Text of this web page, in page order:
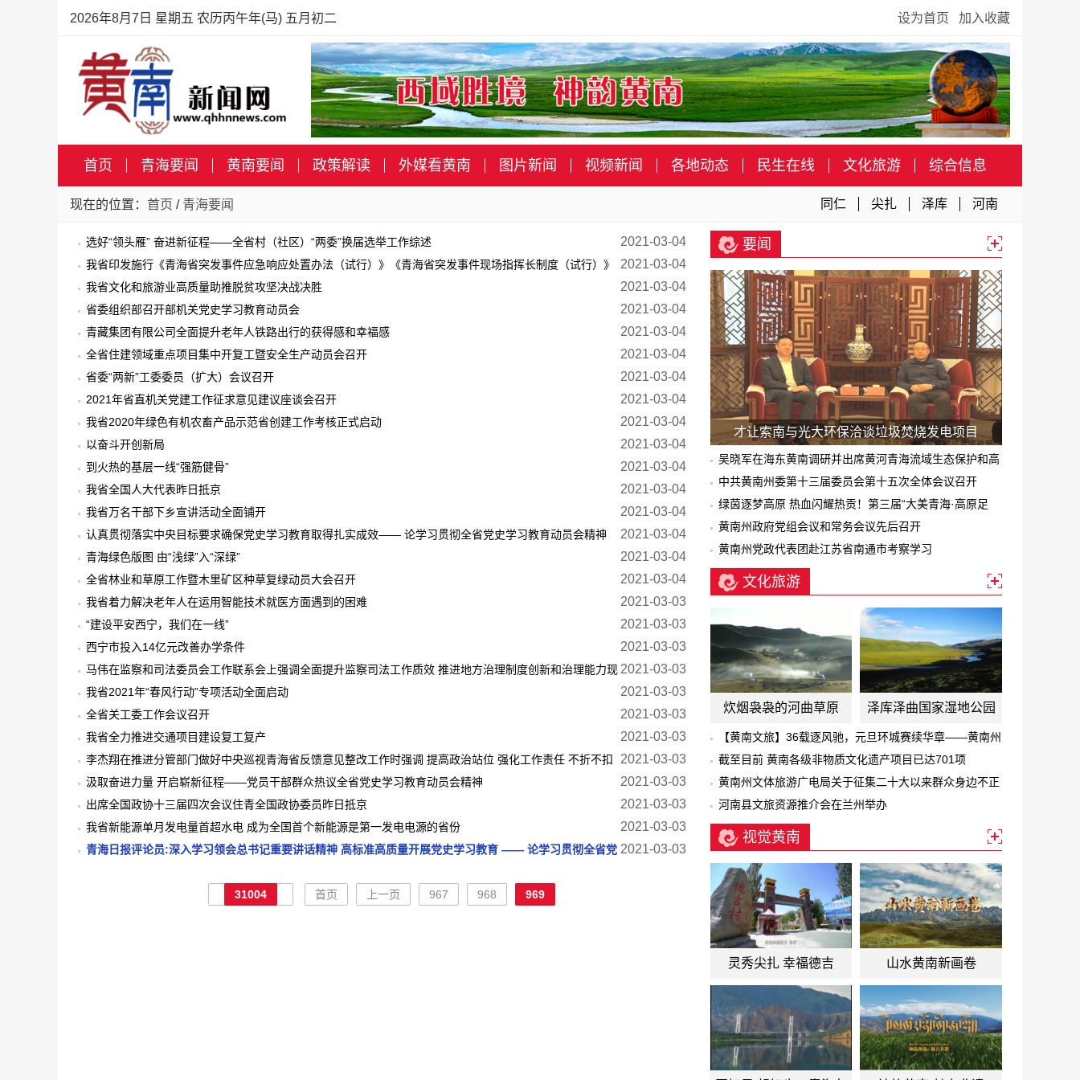
2026年8月7日 星期五 农历丙午年(马) 五月初二 设为首页 加入收藏
首页 青海要闻 黄南要闻 政策解读 外媒看黄南 图片新闻 视频新闻 各地动态 民生在线 文化旅游 综合信息
现在的位置： 首页 / 青海要闻 同仁 尖扎 泽库 河南
2021-03-04
选好“领头雁” 奋进新征程——全省村（社区）“两委”换届选举工作综述
2021-03-04
我省印发施行《青海省突发事件应急响应处置办法（试行）》《青海省突发事件现场指挥长制度（试行）》
2021-03-04
我省文化和旅游业高质量助推脱贫攻坚决战决胜
2021-03-04
省委组织部召开部机关党史学习教育动员会
2021-03-04
青藏集团有限公司全面提升老年人铁路出行的获得感和幸福感
2021-03-04
全省住建领域重点项目集中开复工暨安全生产动员会召开
2021-03-04
省委“两新”工委委员（扩大）会议召开
2021-03-04
2021年省直机关党建工作征求意见建议座谈会召开
2021-03-04
我省2020年绿色有机农畜产品示范省创建工作考核正式启动
2021-03-04
以奋斗开创新局
2021-03-04
到火热的基层一线“强筋健骨”
2021-03-04
我省全国人大代表昨日抵京
2021-03-04
我省万名干部下乡宣讲活动全面铺开
2021-03-04
认真贯彻落实中央目标要求确保党史学习教育取得扎实成效—— 论学习贯彻全省党史学习教育动员会精神
2021-03-04
青海绿色版图 由“浅绿”入“深绿”
2021-03-04
全省林业和草原工作暨木里矿区种草复绿动员大会召开
2021-03-03
我省着力解决老年人在运用智能技术就医方面遇到的困难
2021-03-03
“建设平安西宁，我们在一线”
2021-03-03
西宁市投入14亿元改善办学条件
2021-03-03
马伟在监察和司法委员会工作联系会上强调全面提升监察司法工作质效 推进地方治理制度创新和治理能力现
代化
2021-03-03
我省2021年“春风行动”专项活动全面启动
2021-03-03
全省关工委工作会议召开
2021-03-03
我省全力推进交通项目建设复工复产
2021-03-03
李杰翔在推进分管部门做好中央巡视青海省反馈意见整改工作时强调 提高政治站位 强化工作责任 不折不扣
抓好巡视反馈问题整改落实
2021-03-03
汲取奋进力量 开启崭新征程——党员干部群众热议全省党史学习教育动员会精神
2021-03-03
出席全国政协十三届四次会议住青全国政协委员昨日抵京
2021-03-03
我省新能源单月发电量首超水电 成为全国首个新能源是第一发电电源的省份
2021-03-03
青海日报评论员:深入学习领会总书记重要讲话精神 高标准高质量开展党史学习教育 —— 论学习贯彻全省党
31004
首页 上一页 967 968 969
要闻
才让索南与光大环保洽谈垃圾焚烧发电项目
吴晓军在海东黄南调研并出席黄河青海流域生态保护和高
质量发展专题会
中共黄南州委第十三届委员会第十五次全体会议召开
绿茵逐梦高原 热血闪耀热贡！第三届“大美青海·高原足
球”超级联赛黄南赛区正式启幕
黄南州政府党组会议和常务会议先后召开
黄南州党政代表团赴江苏省南通市考察学习
文化旅游
炊烟袅袅的河曲草原 泽库泽曲国家湿地公园
【黄南文旅】36载逐风驰，元旦环城赛续华章——黄南州
第三十六届元旦环城赛激情开跑
截至目前 黄南各级非物质文化遗产项目已达701项
黄南州文体旅游广电局关于征集二十大以来群众身边不正
之风和腐败问题线索的公告
河南县文旅资源推介会在兰州举办
视觉黄南
灵秀尖扎 幸福德吉 山水黄南新画卷